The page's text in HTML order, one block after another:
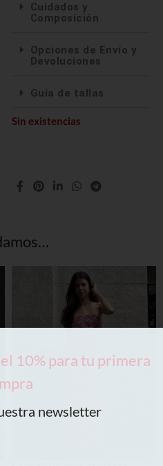
Cuidados y
Composición
Opciones de Envío y
Devoluciones
Guía de tallas
Sin existencias
10% para tu primera
newsletter